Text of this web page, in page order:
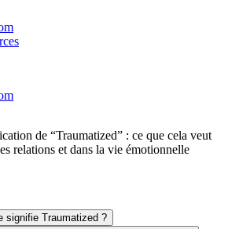
de “Traumatized” : ce que cela veut
relations et dans la vie émotionnelle
signifie Traumatized ?